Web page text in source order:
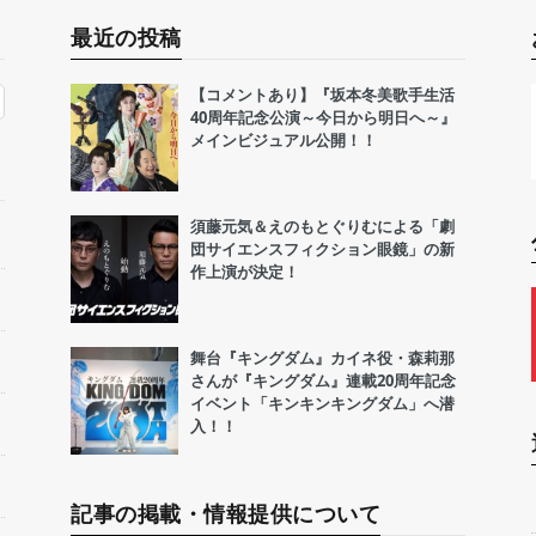
最近の投稿
【コメントあり】『坂本冬美歌手生活
40周年記念公演～今日から明日へ～』
メインビジュアル公開！！
須藤元気＆えのもとぐりむによる「劇
団サイエンスフィクション眼鏡」の新
作上演が決定！
舞台『キングダム』カイネ役・森莉那
さんが『キングダム』連載20周年記念
イベント「キンキンキングダム」へ潜
入！！
記事の掲載・情報提供について